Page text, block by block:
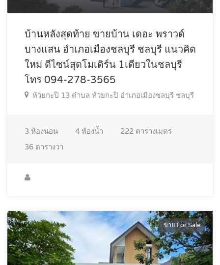
บ้านหลังสุดท้าย ขายบ้าน เดอะ พราวด์
บางแสน อำเภอเมืองชลบุรี ชลบุรี แนวคิด
ใหม่ ดีไซน์สุดโมเดิร์น 1เดียวในชลบุรี
โทร 094-278-3565
ห้วยกะปิ 13 ตำบล ห้วยกะปิ อำเภอเมืองชลบุรี ชลบุรี
3 ห้องนอน 4 ห้องน้ำ 222 ตารางเมตร
36 ตารางวา
ขาย For Sale